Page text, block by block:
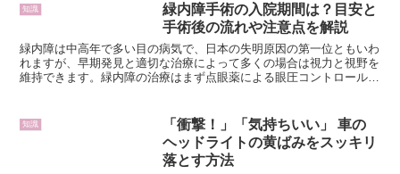
知識
緑内障手術の入院期間は？目安と
手術後の流れや注意点を解説
緑内障は中高年で多い目の病気で、日本の失明原因の第一位ともいわ
れますが、早期発見と適切な治療によって多くの場合は視力と視野を
維持できます。緑内障の治療はまず点眼薬による眼圧コントロールが
知識
「衝撃！」「気持ちいい」 車の
ヘッドライトの黄ばみをスッキリ
落とす方法